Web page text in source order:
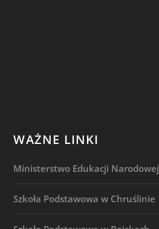
WAŻNE LINKI
Ministerstwo Edukacji Narodowej
Szkoła Podstawowa w Chruślinie